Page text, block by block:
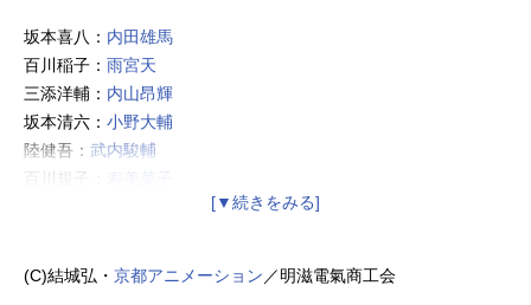
坂本喜八： 内田雄馬
百川稲子： 雨宮天
三添洋輔： 内山昂輝
坂本清六： 小野大輔
陸健吾： 武内駿輔
百川規子：
矢倉弥治郎： 浦和希
(C)結城弘・ 京都アニメーション ／明滋電氣商工会